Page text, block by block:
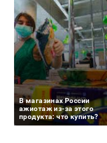
В магазинах России
ажиотаж из-за этого
продукта: что купить?